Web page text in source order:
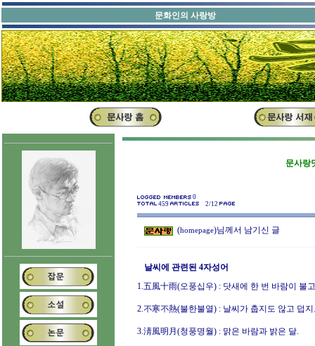
문화인의 사랑방
문사랑
0
459
2/12
(homepage)님께서 남기신 글
날씨에 관련된 4자성어
1.五風十雨(오풍십우) : 닷새에 한 번 바람이 불
2.不寒不熱(불한불열) : 날씨가 춥지도 않고 덥
3.淸風明月(청풍명월) : 맑은 바람과 밝은 달.